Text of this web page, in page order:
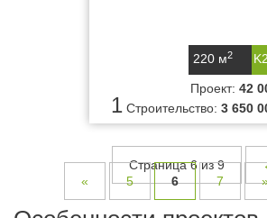
220 м2
1
Проект: 42
Строительство: 3 650
Страница 6 из 9
«
5 6 7